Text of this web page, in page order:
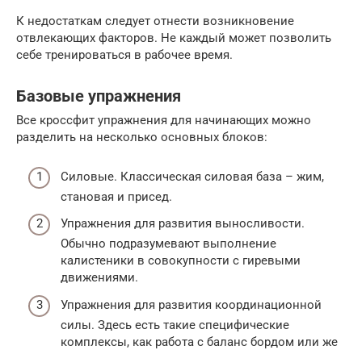
К недостаткам следует отнести возникновение
отвлекающих факторов. Не каждый может позволить
себе тренироваться в рабочее время.
Базовые упражнения
Все кроссфит упражнения для начинающих можно
разделить на несколько основных блоков:
Силовые. Классическая силовая база – жим,
становая и присед.
Упражнения для развития выносливости.
Обычно подразумевают выполнение
калистеники в совокупности с гиревыми
движениями.
Упражнения для развития координационной
силы. Здесь есть такие специфические
комплексы, как работа с баланс бордом или же